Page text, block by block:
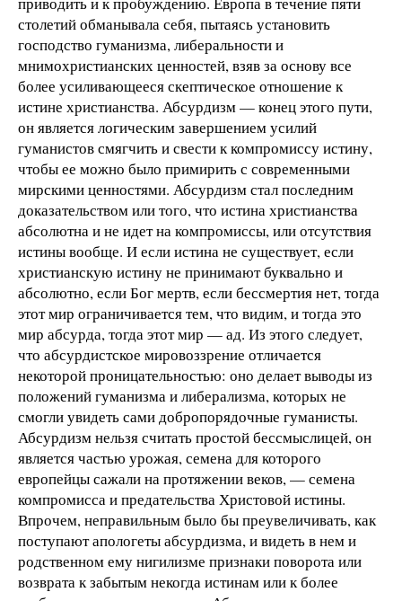
столетий обманывала себя, пытаясь установить
господство гуманизма, либеральности и
мнимохристианских ценностей, взяв за основу все
более усиливающееся скептическое отношение к
истине христианства. Абсурдизм — конец этого пути,
он является логическим завершением усилий
гуманистов смягчить и свести к компромиссу истину,
чтобы ее можно было примирить с современными
мирскими ценностями. Абсурдизм стал последним
доказательством или того, что истина христианства
абсолютна и не идет на компромиссы, или отсутствия
истины вообще. И если истина не существует, если
христианскую истину не принимают буквально и
абсолютно, если Бог мертв, если бессмертия нет, тогда
этот мир ограничивается тем, что видим, и тогда это
мир абсурда, тогда этот мир — ад. Из этого следует,
что абсурдистское мировоззрение отличается
некоторой проницательностью: оно делает выводы из
положений гуманизма и либерализма, которых не
смогли увидеть сами добропорядочные гуманисты.
Абсурдизм нельзя считать простой бессмыслицей, он
является частью урожая, семена для которого
европейцы сажали на протяжении веков, — семена
компромисса и предательства Христовой истины.
Впрочем, неправильным было бы преувеличивать, как
поступают апологеты абсурдизма, и видеть в нем и
родственном ему нигилизме признаки поворота или
возврата к забытым некогда истинам или к более